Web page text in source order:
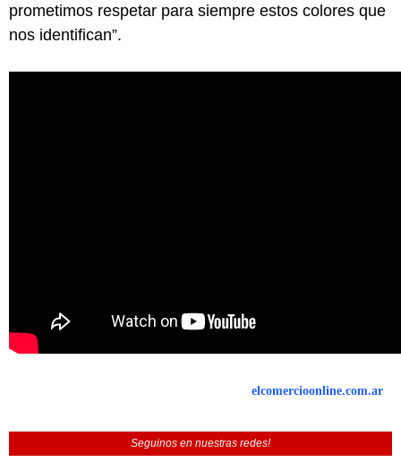
prometimos respetar para siempre estos colores que
nos identifican”.
elcomercioonline.com.ar
Seguinos en nuestras redes!